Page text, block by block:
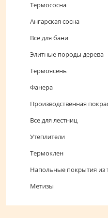
Термососна
Ангарская сосна
Все для бани
Элитные породы дерева
Термоясень
Фанера
Производственная
Все для лестниц
Утеплители
Термоклен
Напольные покрытия из
Метизы